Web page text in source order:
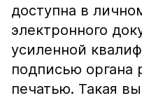
доступна в
электронного
усиленной
подписью органа
печатью. Такая